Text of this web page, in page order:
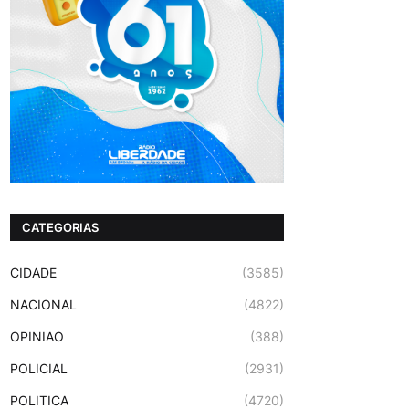
CATEGORIAS
CIDADE (3585)
NACIONAL (4822)
OPINIAO (388)
POLICIAL (2931)
POLITICA (4720)